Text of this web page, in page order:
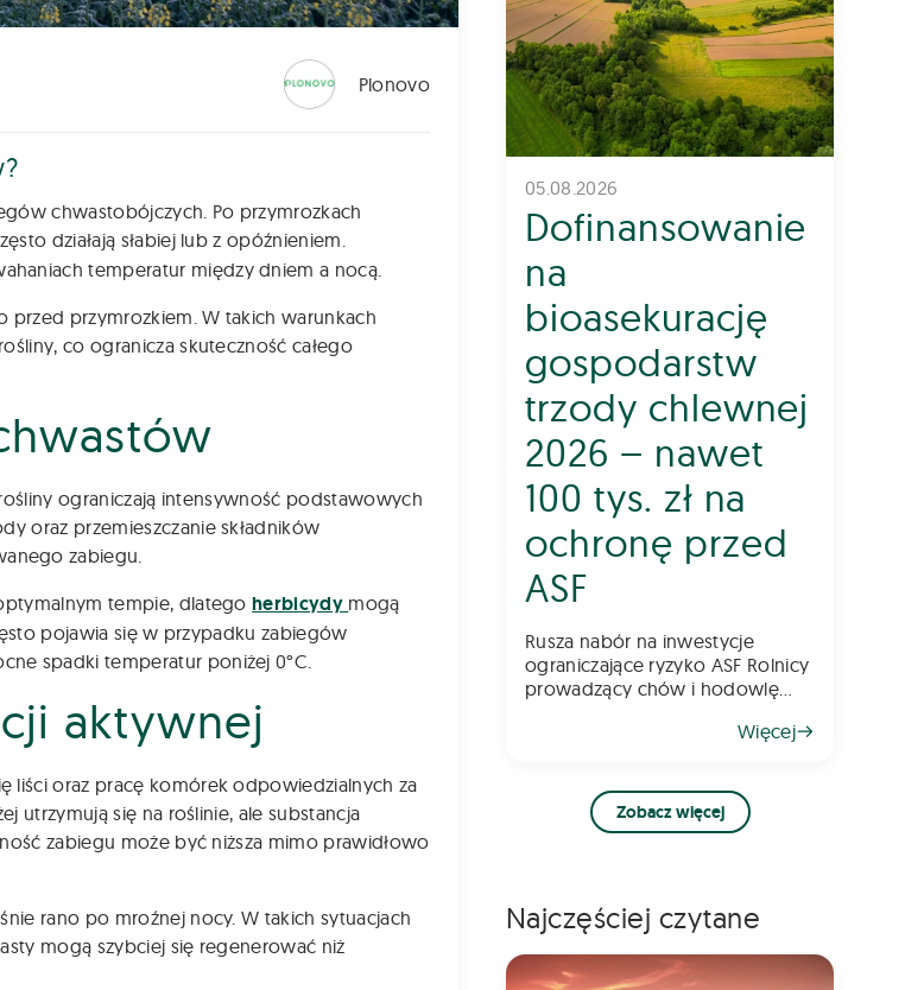
Plonovo
chwastobójczych. Po przymrozkach
działają słabiej lub z opóźnieniem.
temperatur między dniem a nocą.
przymrozkiem. W takich warunkach
co ogranicza skuteczność całego
ograniczają intensywność podstawowych
oraz przemieszczanie składników
zabiegu.
tempie, dlategoherbicydy mogą
pojawia się w przypadku zabiegów
spadki temperatur poniżej 0°C.
aktywnej
liści oraz pracę komórek odpowiedzialnych za
utrzymują się na roślinie, ale substancja
zabiegu może być niższa mimo prawidłowo
rano po mroźnej nocy. W takich sytuacjach
mogą szybciej się regenerować niż
05.08.2026
Dofinansowanie
na
bioasekurację
gospodarstw
trzody chlewnej
2026 – nawet
100 tys. zł na
ochronę przed
ASF
Rusza nabór na inwestycje
ograniczające ryzyko ASF Rolnicy
prowadzący chów i hodowlę
Pomoc ma na celu ograniczenie
Więcej
Zobacz więcej
Najczęściej czytane